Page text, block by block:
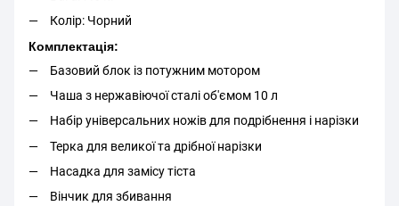
Колір: Чорний
Комплектація:
Базовий блок із потужним мотором
Чаша з нержавіючої сталі об'ємом 10 л
Набір універсальних ножів для подрібнення і нарізки
Терка для великої та дрібної нарізки
Насадка для замісу тіста
Вінчик для збивання